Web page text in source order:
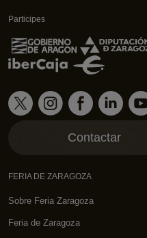
Participes
Contactar
FERIA DE ZARAGOZA
Sobre Feria Zaragoza
Feria de Zaragoza